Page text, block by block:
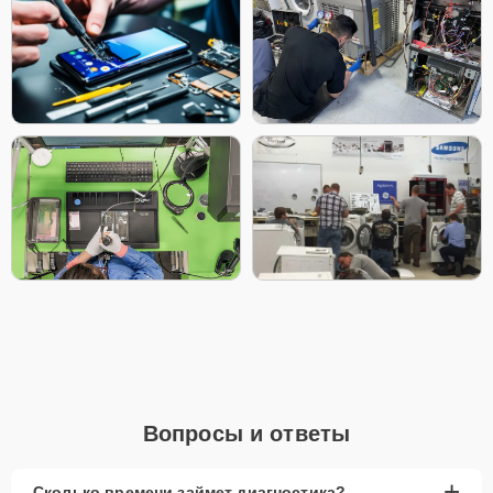
желаемом месте и удобное время.
Какие предоставляются гарантии
Каждому клиенту предоставляется гарантия сервиса, которая
распространяется на все виды ремонта, а также на все
используемые запчасти. Гарантия включает в себя срочную
обработку гарантийных случаев и постгарантийное
обслуживание. При гарантийном случае наш сервис установит
новые запчасти и обновит программное обеспечение
совершенно бесплатно. Более подробную информацию
можно получить в разделе
Гарантии.
Наличие запчастей и их качество
диагностирования устройства.Вопросы и ответы